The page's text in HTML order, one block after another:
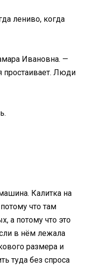
лениво, когда
Ивановна. —
простаивает. Люди
Калитка на
что там
а потому что это
в нём лежала
размера и
туда без спроса